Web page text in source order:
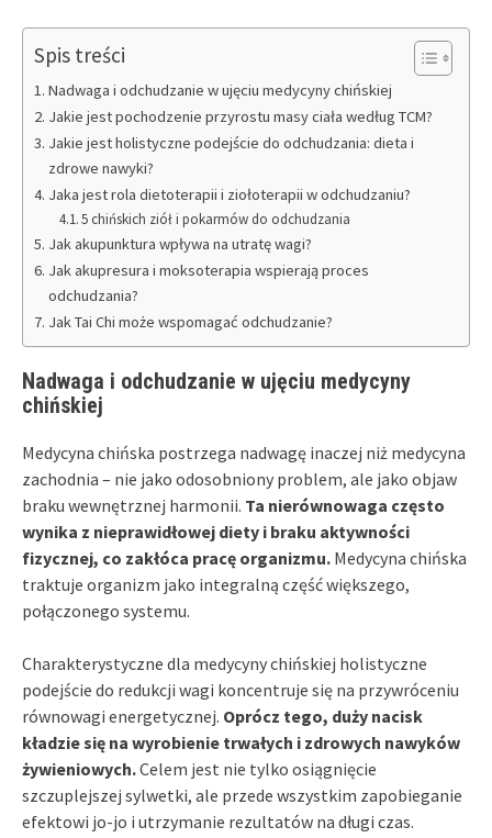
Spis treści
Nadwaga i odchudzanie w ujęciu medycyny chińskiej
Jakie jest pochodzenie przyrostu masy ciała według TCM?
Jakie jest holistyczne podejście do odchudzania: dieta i
zdrowe nawyki?
Jaka jest rola dietoterapii i ziołoterapii w odchudzaniu?
5 chińskich ziół i pokarmów do odchudzania
Jak akupunktura wpływa na utratę wagi?
Jak akupresura i moksoterapia wspierają proces
odchudzania?
Jak Tai Chi może wspomagać odchudzanie?
Nadwaga i odchudzanie w ujęciu medycyny
chińskiej
Medycyna chińska postrzega nadwagę inaczej niż medycyna
zachodnia – nie jako odosobniony problem, ale jako objaw
braku wewnętrznej harmonii. Ta nierównowaga często
wynika z nieprawidłowej diety i braku aktywności
fizycznej, co zakłóca pracę organizmu. Medycyna chińska
traktuje organizm jako integralną część większego,
połączonego systemu.
Charakterystyczne dla medycyny chińskiej holistyczne
podejście do redukcji wagi koncentruje się na przywróceniu
równowagi energetycznej. Oprócz tego, duży nacisk
kładzie się na wyrobienie trwałych i zdrowych nawyków
żywieniowych.Celem jest nie tylko osiągnięcie
szczuplejszej sylwetki, ale przede wszystkim zapobieganie
efektowi jo-jo i utrzymanie rezultatów na długi czas.